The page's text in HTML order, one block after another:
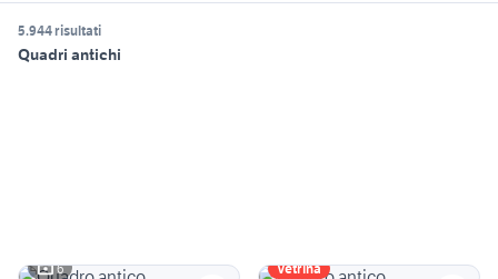
5.944 risultati
Quadri antichi
6 Vetrina